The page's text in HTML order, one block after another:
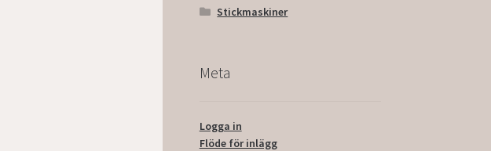
Stickmaskiner
Meta
Logga in
Flöde för inlägg